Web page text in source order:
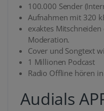
100.000 Sender
Aufnahmen mit 320
exaktes
Moderation.
Cover und Songtext
1 Millionen Podcast
Radio Offline hören in
Audials